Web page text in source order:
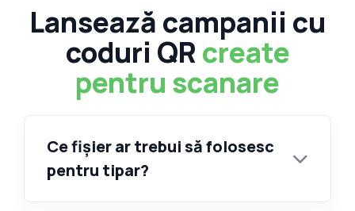
Lansează campanii cu
coduri QRcreate
pentru scanare
Ce fișier ar trebui să folosesc
pentru tipar?